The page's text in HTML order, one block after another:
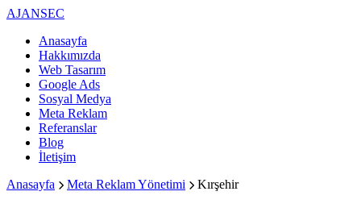
AJANSEC
Anasayfa
Hakkımızda
Web Tasarım
Google Ads
Sosyal Medya
Meta Reklam
Referanslar
Blog
İletişim
Anasayfa
Meta Reklam Yönetimi Kırşehir